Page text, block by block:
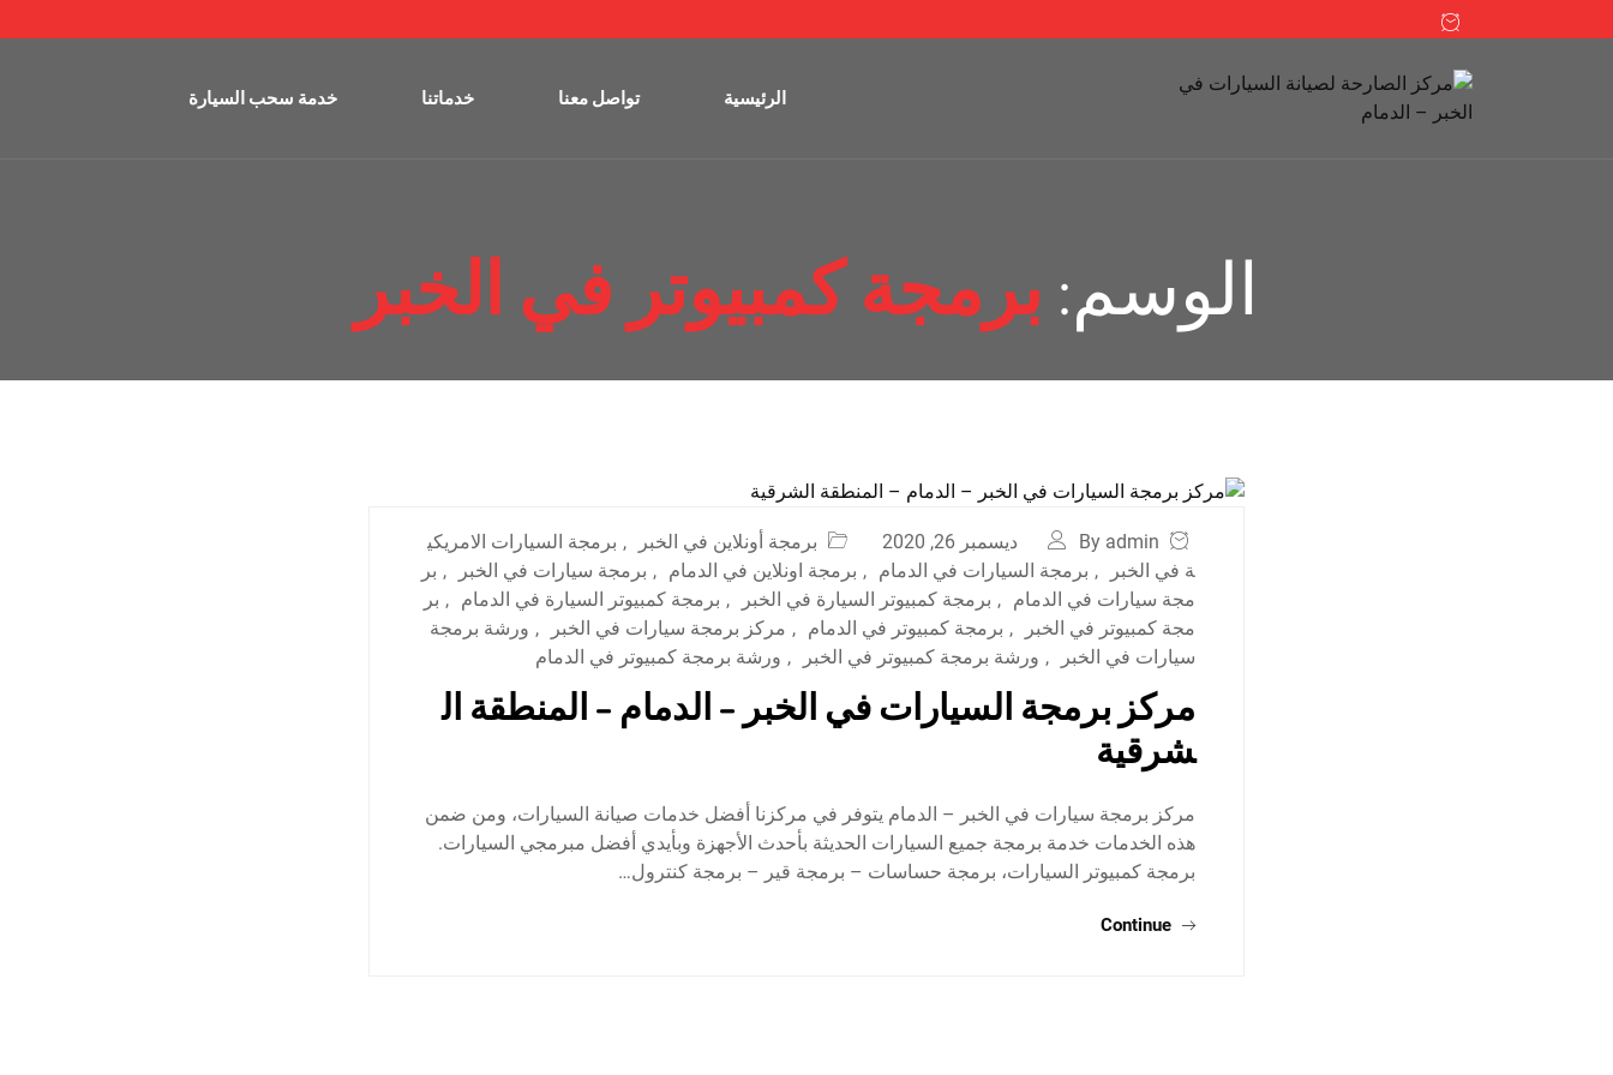
الرئيسية تواصل معنا خدماتنا خدمة سحب السيارة
الوسم: برمجة كمبيوتر في الخبر
By admin ديسمبر 26, 2020 برمجة أونلاين في الخبر , برمجة السيارات الامريكي
ة في الخبر
, برمجة السيارات في الدمام , برمجة اونلاين في الدمام , برمجة سيارات في الخبر , بر
مجة سيارات في الدمام , برمجة كمبيوتر السيارة في الخبر , برمجة كمبيوتر السيارة في الدمام , بر
مجة كمبيوتر في الخبر
, برمجة كمبيوتر في الدمام , مركز برمجة سيارات في الخبر , ورشة برمجة
سيارات في الخبر
, ورشة برمجة كمبيوتر في الخبر , ورشة برمجة كمبيوتر في الدمام
مركز برمجة السيارات في الخبر – الدمام – المنطقة ال
شرقية
مركز برمجة سيارات في الخبر – الدمام يتوفر في مركزنا أفضل خدمات صيانة السيارات، ومن ضمن
هذه الخدمات خدمة برمجة جميع السيارات الحديثة بأحدث الأجهزة وبأيدي أفضل مبرمجي السيارات.
برمجة كمبيوتر السيارات، برمجة حساسات – برمجة قير – برمجة كنترول…
Continue